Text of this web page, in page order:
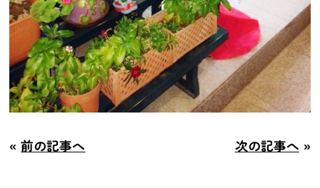
«前の記事へ 次の記事へ »